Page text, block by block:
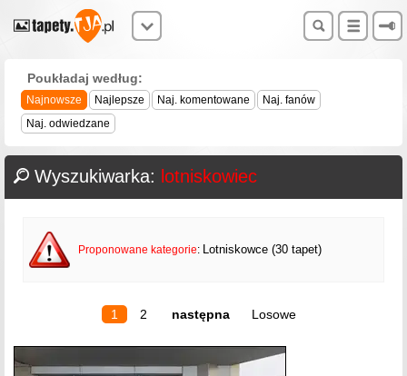
Poukładaj według:
Najnowsze Najlepsze Naj. komentowane
Naj. fanów
Naj. odwiedzane
Wyszukiwarka: lotniskowiec
Proponowane kategorie: Lotniskowce (30 tapet)
1 2 następna Losowe